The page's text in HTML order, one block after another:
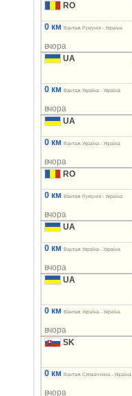
RO
0 км Вантаж Румунія - Україна
вчора
UA
0 км
Вантаж Україна - Україна
вчора
UA
0 км Вантаж Україна - Україна
вчора
RO
0 км Вантаж Румунія - Україна
вчора
UA
0 км
Вантаж Україна - Україна
вчора
UA
0 км
Вантаж Україна - Україна
вчора
SK
0 км Вантаж Словаччина - Україна
вчора